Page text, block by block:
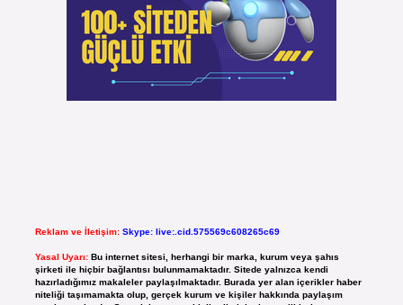
Reklam ve İletişim: Skype: live:.cid.575569c608265c69
Yasal Uyarı: Bu internet sitesi, herhangi bir marka, kurum veya şahıs
şirketi ile hiçbir bağlantısı bulunmamaktadır. Sitede yalnızca kendi
hazırladığımız makaleler paylaşılmaktadır. Burada yer alan içerikler haber
niteliği taşımamakta olup, gerçek kurum ve kişiler hakkında paylaşım